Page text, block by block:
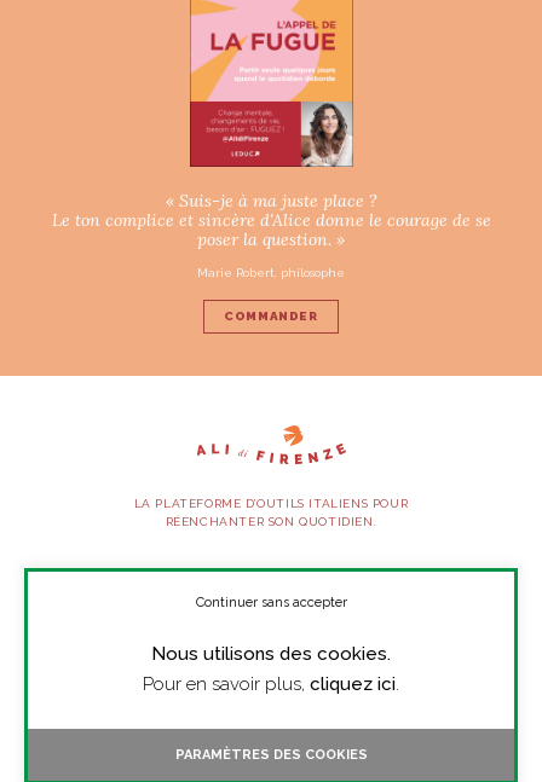
« Suis-je à ma juste place ?
Le ton complice et sincère d’Alice donne le courage de se
poser la question. »
Marie Robert, philosophe
COMMANDER
LA PLATEFORME D’OUTILS ITALIENS POUR
RÉENCHANTER SON QUOTIDIEN.
SUIVEZ-NOUS
Nous utilisons des cookies.
Pour en savoir plus, cliquez ici.
Continuer sans accepter
PARAMÈTRES DES COOKIES